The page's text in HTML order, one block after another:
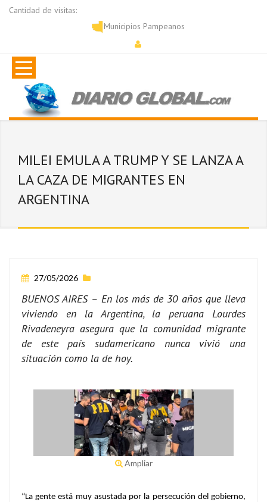
Cantidad de visitas:
Municipios Pampeanos
MILEI EMULA A TRUMP Y SE LANZA A
LA CAZA DE MIGRANTES EN
ARGENTINA
27/05/2026
BUENOS AIRES – En los más de 30 años que lleva
viviendo en la Argentina, la peruana Lourdes
Rivadeneyra asegura que la comunidad migrante
de este país sudamericano nunca vivió una
situación como la de hoy.
Ampliar
“La gente está muy asustada por la persecución del gobierno,